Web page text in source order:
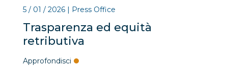
Trasparenza ed equità
retributiva
5 / 01 / 2026| Press Office
Approfondisci